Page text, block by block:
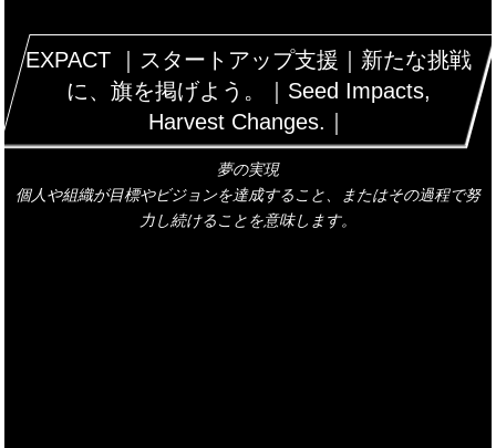
EXPACT ｜スタートアップ支援｜新たな挑戦
に、旗を掲げよう。｜Seed Impacts,
Harvest Changes.｜
夢の実現
個人や組織が目標やビジョンを達成すること、またはその過程で努
力し続けることを意味します。